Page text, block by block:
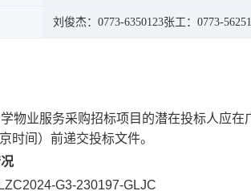
刘俊杰：0773-6350123张工：0773-
物业服务采购招标项目的潜在投标人应在
京时间）前递交投标文件。
G3-230197-GLJC